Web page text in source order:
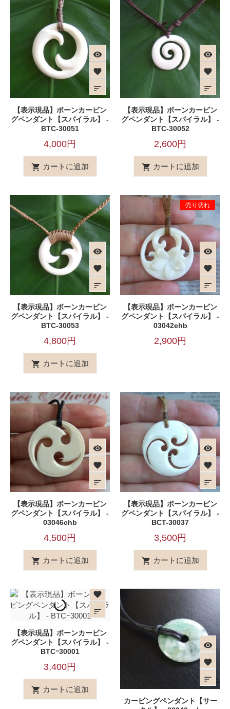
visibility
favorite
sort
【表示現品】ボーンカービン
グペンダント【スパイラル】 -
BTC-30051
4,000円
 カートに追加
visibility
favorite
sort
【表示現品】ボーンカービン
グペンダント【スパイラル】 -
BTC-30052
2,600円
 カートに追加
visibility
favorite
sort
【表示現品】ボーンカービン
グペンダント【スパイラル】 -
BTC-30053
4,800円
 カートに追加
売り切れ
visibility
favorite
sort
【表示現品】ボーンカービン
グペンダント【スパイラル】 -
03042ehb
2,900円
visibility
favorite
sort
【表示現品】ボーンカービン
グペンダント【スパイラル】 -
03046chb
4,500円
 カートに追加
visibility
favorite
sort
【表示現品】ボーンカービン
グペンダント【スパイラル】 -
BCT-30037
3,500円
 カートに追加
favorite
sort
【表示現品】ボーンカービン
グペンダント【スパイラル】 -
BTCｰ30001
3,400円
 カートに追加
visibility
favorite
sort
カービングペンダント【サー